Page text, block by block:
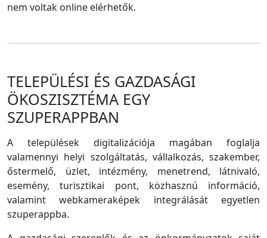
nem voltak online elérhetők.
TELEPÜLÉSI ÉS GAZDASÁGI
ÖKOSZISZTÉMA EGY
SZUPERAPPBAN
A települések digitalizációja magában foglalja
valamennyi helyi szolgáltatás, vállalkozás, szakember,
őstermelő, üzlet, intézmény, menetrend, látnivaló,
esemény, turisztikai pont, közhasznú információ,
valamint webkameraképek integrálását egyetlen
szuperappba.